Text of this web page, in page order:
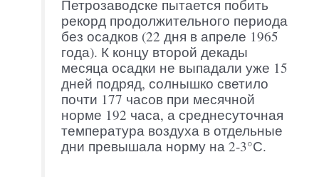
Петрозаводске пытается побить
рекорд продолжительного периода
без осадков (22 дня в апреле 1965
года). К концу второй декады
месяца осадки не выпадали уже 15
дней подряд, солнышко светило
почти 177 часов при месячной
норме 192 часа, а среднесуточная
температура воздуха в отдельные
дни превышала норму на 2-3°С.